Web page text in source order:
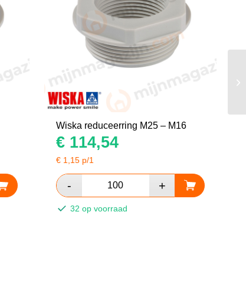
Wiska reduceerring M25 – M16
€114,54
€ 1,15p/1
32 op voorraad